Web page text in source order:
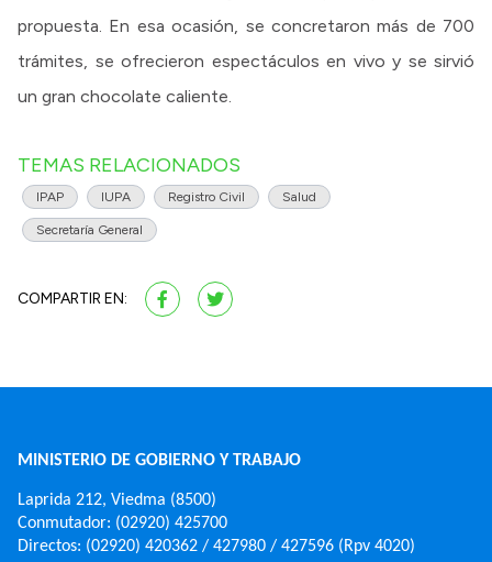
propuesta. En esa ocasión, se concretaron más de 700
trámites, se ofrecieron espectáculos en vivo y se sirvió
un gran chocolate caliente.
TEMAS RELACIONADOS
IPAP IUPA Registro Civil Salud
Secretaría General
COMPARTIR EN:
MINISTERIO DE GOBIERNO Y TRABAJO
Laprida 212, Viedma (8500)
Conmutador: (02920) 425700
Directos: (02920) 420362 / 427980 / 427596 (Rpv 4020)